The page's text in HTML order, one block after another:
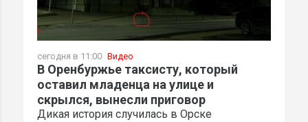
сегодня в 11:00 Видео
В Оренбуржье таксисту, который
оставил младенца на улице и
скрылся, вынесли приговор
Дикая история случилась в Орске